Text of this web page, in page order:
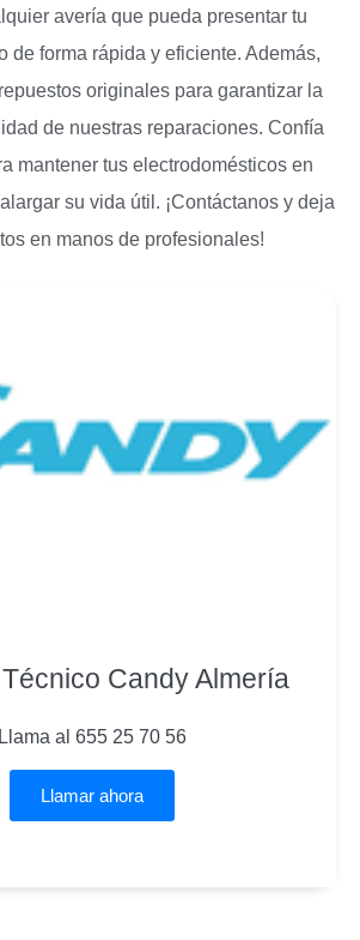
avería que pueda presentar tu
de forma rápida y eficiente. Además,
originales para garantizar la
de nuestras reparaciones. Confía
mantener tus electrodomésticos en
su vida útil. ¡Contáctanos y deja
en manos de profesionales!
Candy Almería
Llama al 655 25 70 56
Llamar ahora